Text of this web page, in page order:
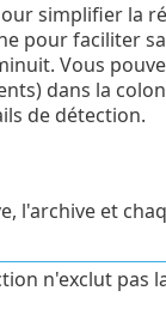
simplifier la
pour faciliter
Vous
dans la
de détection.
l'archive et
n'exclut pas